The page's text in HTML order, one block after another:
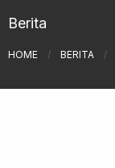
Berita
HOME / BERITA /